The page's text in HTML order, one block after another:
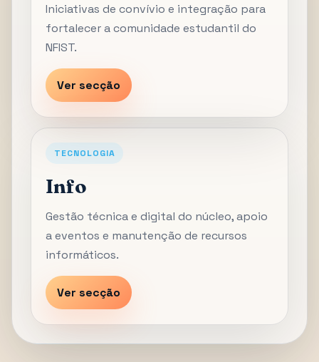
Iniciativas de convívio e integração para
fortalecer a comunidade estudantil do
NFIST.
Ver secção
TECNOLOGIA
Info
Gestão técnica e digital do núcleo, apoio
a eventos e manutenção de recursos
informáticos.
Ver secção